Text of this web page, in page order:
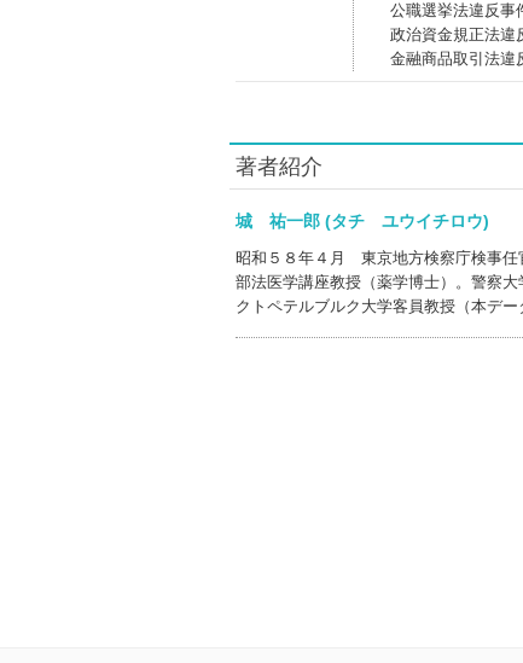
公職選挙法違反事
政治資金規正法違
金融商品取引法違
著者紹介
城 祐一郎 (タチ ユウイチロウ)
昭和５８年４月 東京地方検察庁検事
部法医学講座教授（薬学博士）。警察
クトペテルブルク大学客員教授（本デ